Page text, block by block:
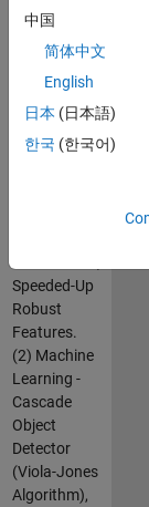
into three
broad
categories.
processing/
- Color
Speeded-Up
Robust
Features.
(2) Machine
Learning -
Cascade
Object
Detector
(Viola-Jones
Algorithm),
中国
简体中文
English
日本 (日本語)
한국 (한국어)